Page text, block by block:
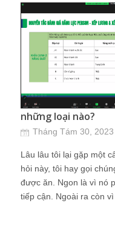
những loại nào?
Tháng Tám 30, 2023
Lâu lâu tôi lại gặp một
hỏi này, tôi hay gọi
được ăn. Ngon là vì nó
tiếp cận. Ngoài ra còn vì